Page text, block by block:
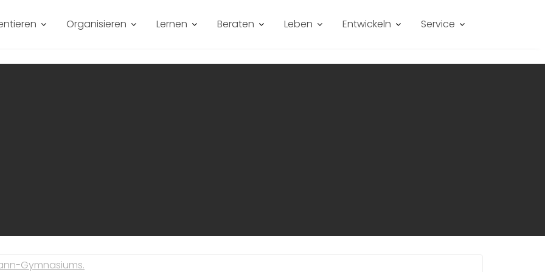
Organisieren Lernen Beraten Leben Entwickeln Service
Gymnasiums.